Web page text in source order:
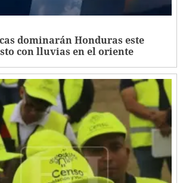
dominarán Honduras este
con lluvias en el oriente